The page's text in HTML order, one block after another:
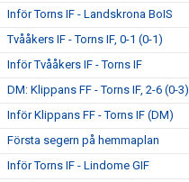
Inför Torns IF - Landskrona BoIS
Tvååkers IF - Torns IF, 0-1 (0-1)
Inför Tvååkers IF - Torns IF
DM: Klippans FF - Torns IF, 2-6 (0-3)
Inför Klippans FF - Torns IF (DM)
Första segern på hemmaplan
Inför Torns IF - Lindome GIF